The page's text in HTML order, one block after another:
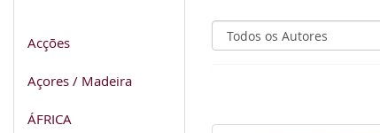
Acções
Açores / Madeira
ÁFRICA